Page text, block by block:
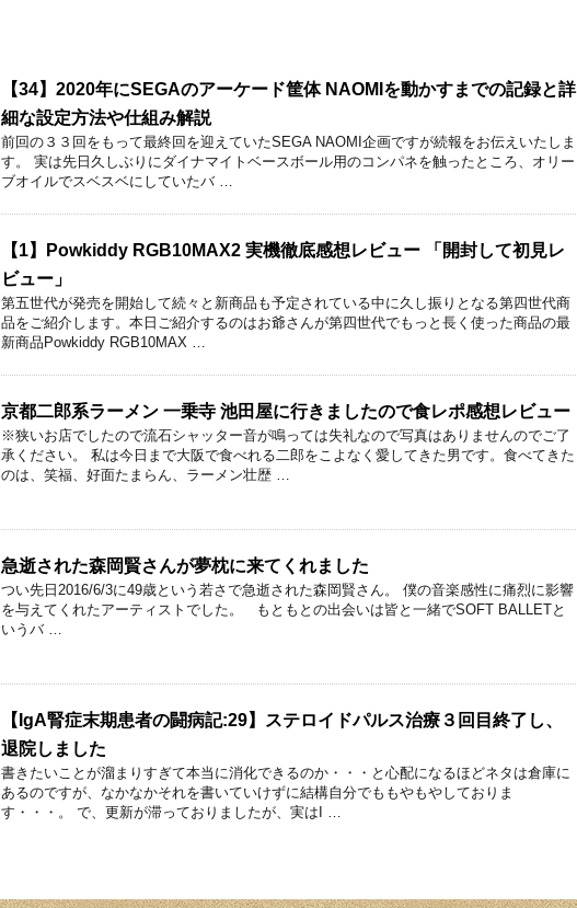
【34】2020年にSEGAのアーケード筐体 NAOMIを動かすまでの記録と詳
細な設定方法や仕組み解説
前回の３３回をもって最終回を迎えていたSEGA NAOMI企画ですが続報をお伝えいたしま
す。 実は先日久しぶりにダイナマイトベースボール用のコンパネを触ったところ、オリー
ブオイルでスベスベにしていたバ …
【1】Powkiddy RGB10MAX2 実機徹底感想レビュー 「開封して初見レ
ビュー」
第五世代が発売を開始して続々と新商品も予定されている中に久し振りとなる第四世代商
品をご紹介します。本日ご紹介するのはお爺さんが第四世代でもっと長く使った商品の最
新商品Powkiddy RGB10MAX …
京都二郎系ラーメン 一乗寺 池田屋に行きましたので食レポ感想レビュー
※狭いお店でしたので流石シャッター音が鳴っては失礼なので写真はありませんのでご了
承ください。 私は今日まで大阪で食べれる二郎をこよなく愛してきた男です。食べてきた
のは、笑福、好面たまらん、ラーメン壮歴 …
急逝された森岡賢さんが夢枕に来てくれました
つい先日2016/6/3に49歳という若さで急逝された森岡賢さん。 僕の音楽感性に痛烈に影響
を与えてくれたアーティストでした。 もともとの出会いは皆と一緒でSOFT BALLETと
いうバ …
【IgA腎症末期患者の闘病記:29】ステロイドパルス治療３回目終了し、
退院しました
書きたいことが溜まりすぎて本当に消化できるのか・・・と心配になるほどネタは倉庫に
あるのですが、なかなかそれを書いていけずに結構自分でももやもやしておりま
す・・・。 で、更新が滞っておりましたが、実はI …